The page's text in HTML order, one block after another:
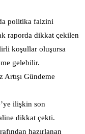
politika faizini
raporda dikkat çekilen
koşullar oluşursa
gelebilir.
Artışı Gündeme
ilişkin son
dikkat çekti.
hazırlanan